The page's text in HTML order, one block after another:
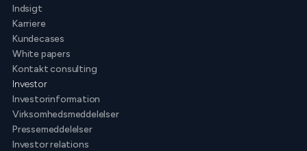
Indsigt
Karriere
Kundecases
White papers
Kontakt consulting
Investor
Investorinformation
Virksomhedsmeddelelser
Pressemeddelelser
Investor relations